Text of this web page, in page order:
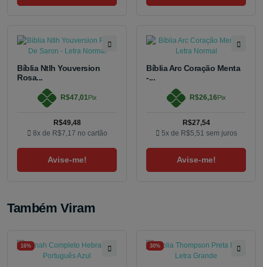
Bíblia Ntlh Youversion
Rosa...
R$47,01Pix
R$49,48
8x de R$7,17 no cartão
Avise-me!
Bíblia Arc Coração Menta
-...
R$26,16Pix
R$27,54
5x de R$5,51 sem juros
Avise-me!
Também Viram
16% 30%